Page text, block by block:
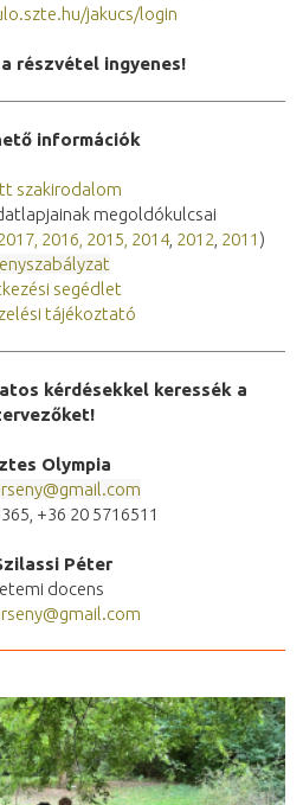
jakucs/login
részvétel ingyenes!
információk
szakirodalom
megoldókulcsai
, 2016 2015 2014, 2012 2011)
segédlet
tájékoztató
kérdésekkel keressék a
Olympia
+36 20 5716511
Péter
docens